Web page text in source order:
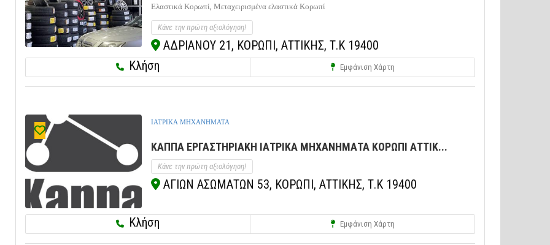
Ελαστικά Κορωπί, Μεταχειρισμένα ελαστικά Κορωπί
Κάνε την πρώτη αξιολόγηση!
ΑΔΡΙΑΝΟΥ 21, ΚΟΡΩΠΙ, ΑΤΤΙΚΗΣ, Τ.Κ 19400
Κλήση
Εμφάνιση Χάρτη
ΙΑΤΡΙΚΑ ΜΗΧΑΝΗΜΑΤΑ
ΚΑΠΠΑ ΕΡΓΑΣΤΗΡΙΑΚΗ ΙΑΤΡΙΚΑ ΜΗΧΑΝΗΜΑΤΑ ΚΟΡΩΠΙ ΑΤΤΙΚ...
Κάνε την πρώτη αξιολόγηση!
ΑΓΙΩΝ ΑΣΩΜΑΤΩΝ 53, ΚΟΡΩΠΙ, ΑΤΤΙΚΗΣ, Τ.Κ 19400
Κλήση Εμφάνιση Χάρτη